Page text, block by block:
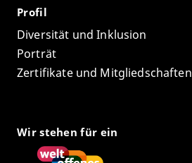
Profil
Diversität und Inklusion
Porträt
Zertifikate und Mitgliedschaften
Wir stehen für ein